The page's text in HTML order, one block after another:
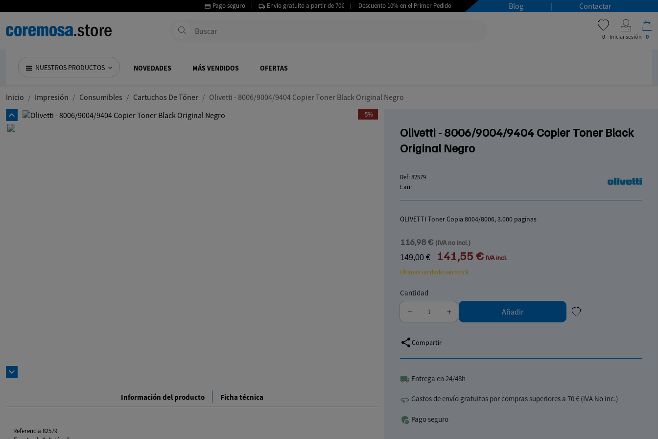
Pago seguro | Envío gratuito a partir de 70€ | Descuento 10% en el Primer Pedido Blog | Contactar
favorite
0 Iniciar sesión 0
NUESTROS PRODUCTOS NOVEDADES MÁS VENDIDOS OFERTAS
Inicio Impresión Consumibles Cartuchos De Tóner Olivetti - 8006/9004/9404 Copier Toner Black Original Negro
-5%
expand_less
expand_more
Información del producto Ficha técnica
Referencia 82579
Olivetti - 8006/9004/9404 Copier Toner Black
Original Negro
Ref:82579
Ean:
OLIVETTI Toner Copia 8004/8006, 3.000 paginas
116,98 € (IVA no incl.)
149,00 €
141,55 € IVA incl.
Últimas unidades en stock
Cantidad
Añadir
shareCompartir
Entrega en 24/48h
Gastos de envío gratuitos por compras superiores a 70 € (IVA No inc.)
Pago seguro